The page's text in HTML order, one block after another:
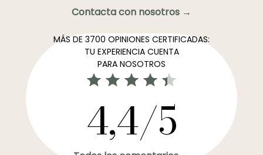
Contacta con nosotros →
MÁS DE 3700 OPINIONES CERTIFICADAS:
TU EXPERIENCIA CUENTA
PARA NOSOTROS
4,4/5